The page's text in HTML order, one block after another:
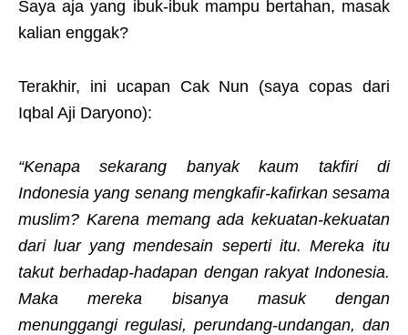
Saya aja yang ibuk-ibuk mampu bertahan, masak
kalian enggak?
Terakhir, ini ucapan Cak Nun (saya copas dari
Iqbal Aji Daryono):
“Kenapa sekarang banyak kaum takfiri di
Indonesia yang senang mengkafir-kafirkan sesama
muslim? Karena memang ada kekuatan-kekuatan
dari luar yang mendesain seperti itu. Mereka itu
takut berhadap-hadapan dengan rakyat Indonesia.
Maka mereka bisanya masuk dengan
menunggangi regulasi, perundang-undangan, dan